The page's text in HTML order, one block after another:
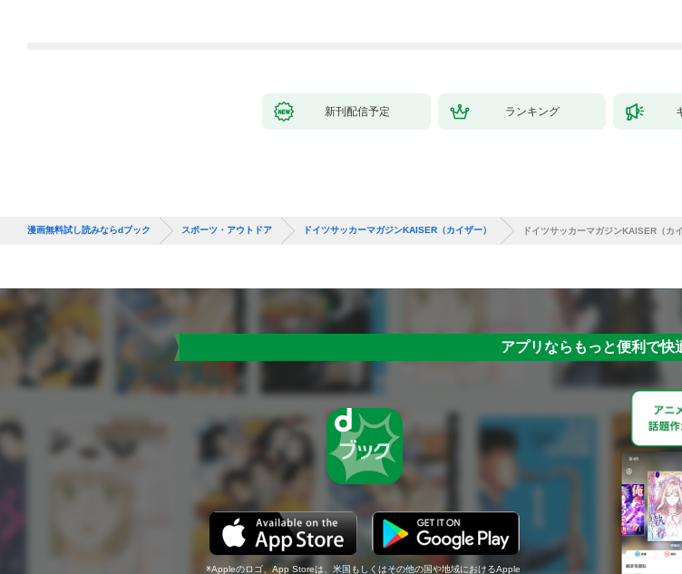
新刊配信予定 ランキング
漫画無料試し読みならdブック スポーツ・アウトドア ドイツサッカーマガジンKAISER（カイザー） ドイツサッカーマガジンKAISER（カ
アプリならもっと便利で快
Appleのロゴ、App Storeは、米国もしくはその他の国や地域におけるApple